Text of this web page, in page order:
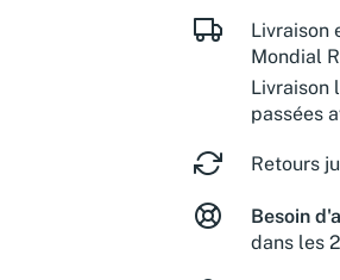
Livraison
Mondial
Livraison
passées
Retours
Besoin
dans les